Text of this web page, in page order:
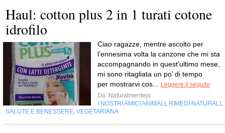
Haul: cotton plus 2 in 1 turati cotone
idrofilo
Ciao ragazze, mentre ascolto per
l’ennesima volta la canzone che mi sta
accompagnando in quest’ultimo mese,
mi sono ritagliata un po’ di tempo
per mostrarvi cos...
Leggere il seguito
Da Naturalmentejo
I NOSTRI AMICI ANIMALI
RIMEDI NATURALI
SALUTE E BENESSERE VEGETARIANA